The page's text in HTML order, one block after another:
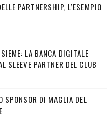
PARTNERSHIP, L’ESEMPIO
LA BANCA DIGITALE
SLEEVE PARTNER DEL CLUB
SPONSOR DI MAGLIA DEL